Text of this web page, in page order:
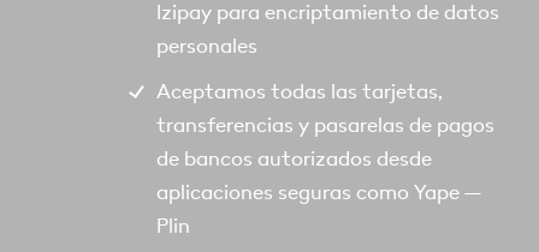
Izipay para encriptamiento de datos
personales
Aceptamos todas las tarjetas,
transferencias y pasarelas de pagos
de bancos autorizados desde
aplicaciones seguras como Yape –
Plin